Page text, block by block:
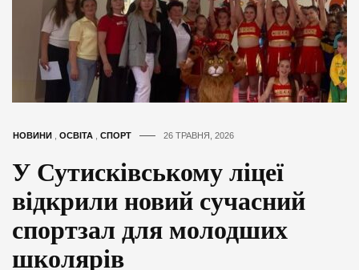
НОВИНИ , ОСВІТА , СПОРТ 26 ТРАВНЯ, 2026
У Сутисківському ліцеї
відкрили новий сучасний
спортзал для молодших
школярів